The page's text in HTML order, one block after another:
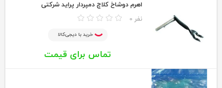
اهرم دوشاخ کلاچ دمپردار پراید شرکتی
0 نفر
خرید با دیجی‌کالا
تماس برای قیمت